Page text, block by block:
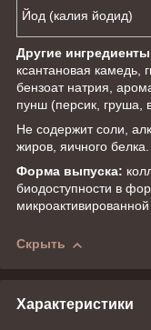
Йод (калия йодид)
Другие
ксантановая камедь,
бензоат натрия,
пунш (персик, груша,
Не содержит соли,
жиров, яичного белка.
Форма выпуска:
биодоступности в
Скрыть
Характеристики